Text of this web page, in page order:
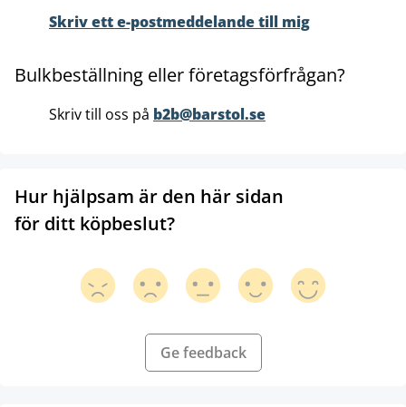
Skriv ett e-postmeddelande till mig
Bulkbeställning eller företagsförfrågan?
Skriv till oss på b2b@barstol.se
Hur hjälpsam är den här sidan
för ditt köpbeslut?
Ge feedback